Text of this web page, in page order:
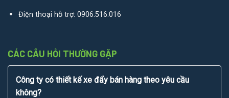
Điện thoại hỗ trợ: 0906.516.016
CÁC CÂU HỎI THƯỜNG GẶP
Công ty có thiết kế xe đẩy bán hàng theo yêu cầu
không?